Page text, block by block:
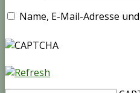
Name, E-Mail-Adresse